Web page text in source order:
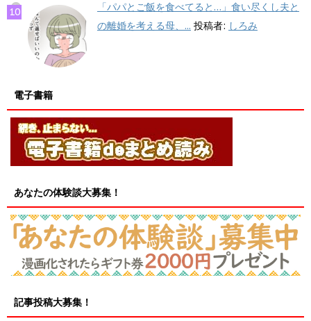
「パパとご飯を食べてると…」食い尽くし夫と
の離婚を考える母、... 投稿者: しろみ
電子書籍
あなたの体験談大募集！
記事投稿大募集！